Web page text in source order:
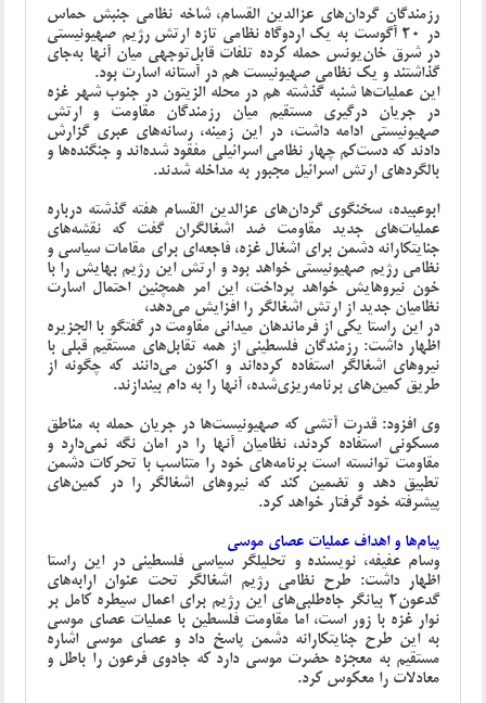
رزمندگان گردان‌های عزالدین القسام، شاخه نظامی جنبش حماس
در 20 آگوست به یک اردوگاه نظامی تازه ارتش رژیم صهیونیستی
در شرق خان‌یونس حمله کرده تلفات قابل‌توجهی میان آنها به‌جای
گذاشتند و یک نظامی صهیونیست هم در آستانه اسارت بود.
این عملیات‌ها شنبه گذشته هم در محله الزیتون در جنوب شهر غزه
در جریان درگیری مستقیم میان رزمندگان مقاومت و ارتش
صهیونیستی ادامه داشت، در این زمینه، رسانه‌های عبری گزارش
دادند که دست‌کم چهار نظامی اسرائیلی مفقود شده‌اند و جنگنده‌ها و
بالگردهای ارتش اسرائیل مجبور به مداخله شدند.
ابوعبیده، سخنگوی گردان‌های عزالدین القسام هفته گذشته درباره
عملیات‌های جدید مقاومت ضد اشغالگران گفت که نقشه‌های
جنایتکارانه دشمن برای اشغال غزه، فاجعه‌ای برای مقامات سیاسی و
نظامی رژیم صهیونیستی خواهد بود و ارتش این رژیم بهایش را با
خون نیروهایش خواهد پرداخت، این امر همچنین احتمال اسارت
نظامیان جدید از ارتش اشغالگر را افزایش می‌دهد،
در این راستا یکی از فرماندهان میدانی مقاومت در گفتگو با الجزیره
اظهار داشت: رزمندگان فلسطینی از همه تقابل‌های مستقیم قبلی با
نیروهای اشغالگر استفاده کرده‌اند و اکنون می‌دانند که چگونه از
طریق کمین‌های برنامه‌ریزی‌شده، آنها را به دام بیندازند.
وی افزود: قدرت آتشی که صهیونیست‌ها در جریان حمله به مناطق
مسکونی استفاده کردند، نظامیان آنها را در امان نگه نمی‌دارد و
مقاومت توانسته است برنامه‌های خود را متناسب با تحرکات دشمن
تطبیق دهد و تضمین کند که نیروهای اشغالگر را در کمین‌های
پیشرفته خود گرفتار خواهد کرد.
پیام‌ها و اهداف عملیات عصای موسی
وسام عفیفه، نویسنده و تحلیلگر سیاسی فلسطینی در این راستا
اظهار داشت: طرح نظامی رژیم اشغالگر تحت عنوان ارابه‌های
گدعون2 بیانگر جاه‌طلبی‌های این رژیم برای اعمال سیطره کامل بر
نوار غزه با زور است، اما مقاومت فلسطین با عملیات عصای موسی
به این طرح جنایتکارانه دشمن پاسخ داد و عصای موسی اشاره
مستقیم به معجزه حضرت موسی دارد که جادوی فرعون را باطل و
معادلات را معکوس کرد.